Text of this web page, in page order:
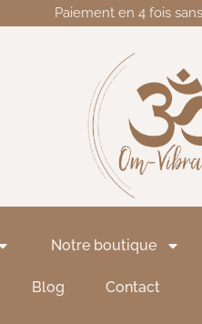
Paiement en 4 fois
Notre boutique
Blog Contact